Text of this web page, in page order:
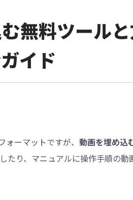
でデータ転送
送
削除
複ファイル検索・削除
アクティベーションロック解除
パスワード管理
画面ロック解除
PDNob
無料ツール
イド
ーマットですが、 動画を埋め込
たり、マニュアルに操作手順の